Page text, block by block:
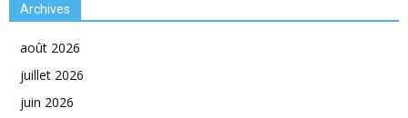
Archives
août 2026
juillet 2026
juin 2026